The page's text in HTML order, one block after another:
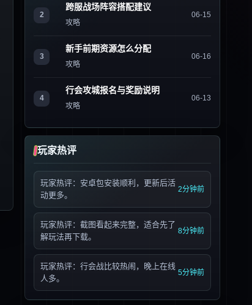
2
跨服战场阵容搭配建议
攻略
06-15
3
新手前期资源怎么分配
攻略
06-16
4
行会攻城报名与奖励说明
攻略
06-13
玩家热评
玩家热评：安卓包安装顺利，更新后活
动更多。
2分钟前
玩家热评：截图看起来完整，适合先了
解玩法再下载。
8分钟前
玩家热评：行会战比较热闹，晚上在线
人多。
5分钟前